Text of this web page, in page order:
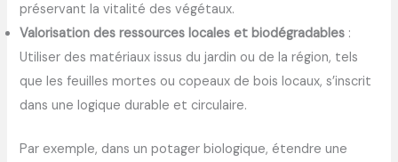
préservant la vitalité des végétaux.
Valorisation des ressources locales et biodégradables :
Utiliser des matériaux issus du jardin ou de la région, tels
que les feuilles mortes ou copeaux de bois locaux, s’inscrit
dans une logique durable et circulaire.
Par exemple, dans un potager biologique, étendre une